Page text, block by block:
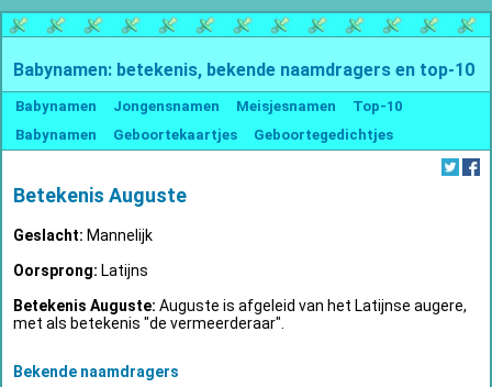
Babynamen: betekenis, bekende naamdragers en top-10
Babynamen Jongensnamen Meisjesnamen
Top-10
Babynamen
Geboortekaartjes Geboortegedichtjes
Betekenis Auguste
Geslacht: Mannelijk
Oorsprong: Latijns
Betekenis Auguste: Auguste is afgeleid van het Latijnse augere,
met als betekenis "de vermeerderaar".
Bekende naamdragers